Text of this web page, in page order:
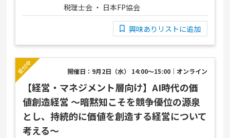
税理士会 ・ 日本FP協会
興味ありリストに追加
開催日：9月2日（水） 14:00～15:00｜オンライン
【経営・マネジメント層向け】AI時代の価
値創造経営 ～暗黙知こそを競争優位の源泉
とし、持続的に価値を創造する経営について
考える～